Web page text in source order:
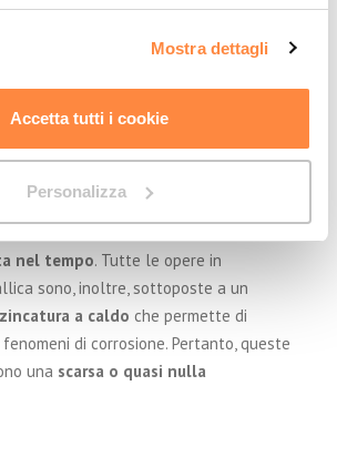
Mostra dettagli
Accetta tutti i cookie
Personalizza
unottimo rapporto qualità/prezzo.
prodotto sono le tensostrutture per uso
edeventi privati.
Chiusuresono costruiti con
nel tempo. Tutte le opere in
sono, inoltre, sottoposte a un
a caldo che permette di
di corrosione. Pertanto, queste
una scarsa o quasi nulla